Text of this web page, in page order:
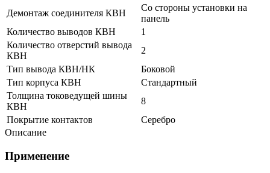
Демонтаж соединителя КВН
Со стороны установки на
панель
Количество выводов КВН
1
Количество отверстий вывода
КВН
2
Тип вывода КВН/НК
Боковой
Тип корпуса КВН
Стандартный
Толщина токоведущей шины
КВН
8
Покрытие контактов
Серебро
Описание
Применение